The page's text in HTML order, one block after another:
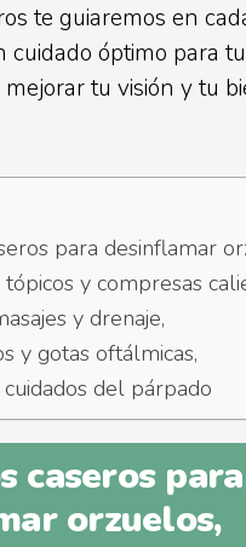
te guiaremos en
óptimo para
mejorar tu visión y tu
para desinflamar
y compresas
y drenaje,
y gotas oftálmicas,
del párpado
caseros para
orzuelos,